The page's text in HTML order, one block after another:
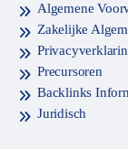
Algemene
Zakelijke
Precursoren
Backlinks
Juridisch